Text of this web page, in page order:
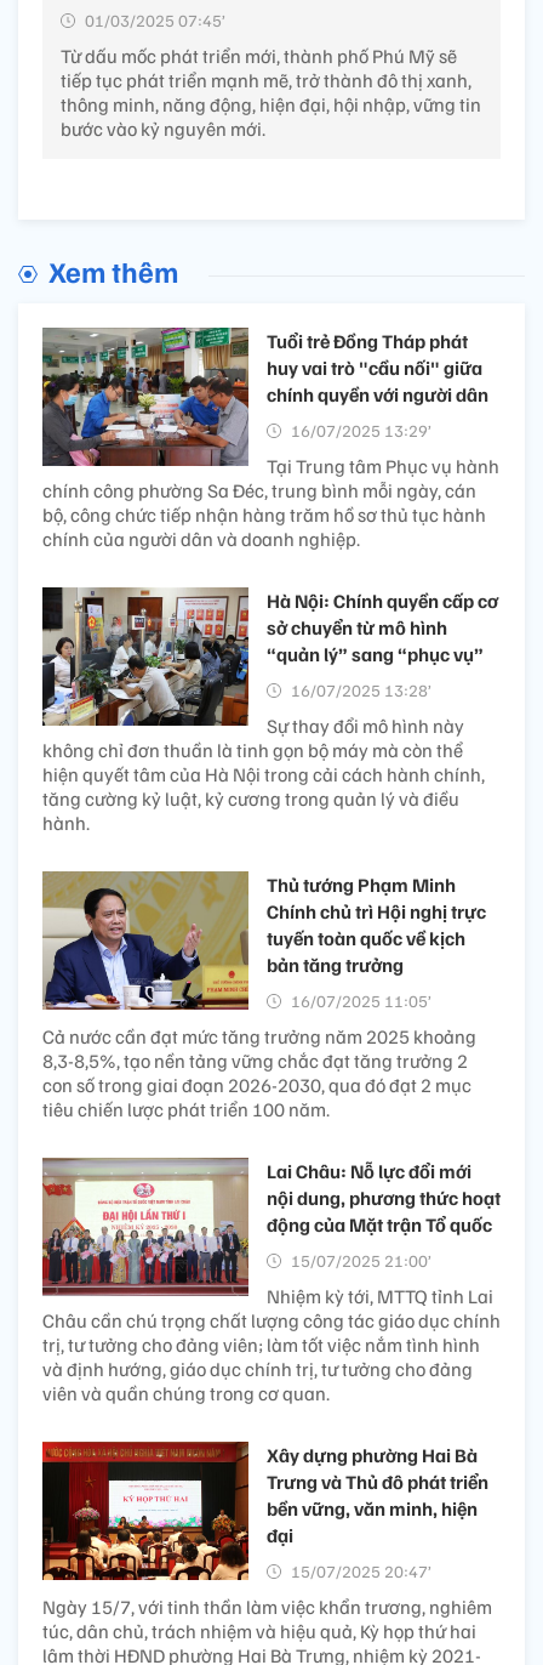
01/03/2025 07:45’
Từ dấu mốc phát triển mới, thành phố Phú Mỹ sẽ
tiếp tục phát triển mạnh mẽ, trở thành đô thị xanh,
thông minh, năng động, hiện đại, hội nhập, vững tin
bước vào kỷ nguyên mới.
Xem thêm
Tuổi trẻ Đồng Tháp phát
huy vai trò "cầu nối" giữa
chính quyền với người dân
16/07/2025 13:29’
Tại Trung tâm Phục vụ hành
chính công phường Sa Đéc, trung bình mỗi ngày, cán
bộ, công chức tiếp nhận hàng trăm hồ sơ thủ tục hành
chính của người dân và doanh nghiệp.
Hà Nội: Chính quyền cấp cơ
sở chuyển từ mô hình
“quản lý” sang “phục vụ”
16/07/2025 13:28’
Sự thay đổi mô hình này
không chỉ đơn thuần là tinh gọn bộ máy mà còn thể
hiện quyết tâm của Hà Nội trong cải cách hành chính,
tăng cường kỷ luật, kỷ cương trong quản lý và điều
hành.
Thủ tướng Phạm Minh
Chính chủ trì Hội nghị trực
tuyến toàn quốc về kịch
bản tăng trưởng
16/07/2025 11:05’
Cả nước cần đạt mức tăng trưởng năm 2025 khoảng
8,3-8,5%, tạo nền tảng vững chắc đạt tăng trưởng 2
con số trong giai đoạn 2026-2030, qua đó đạt 2 mục
tiêu chiến lược phát triển 100 năm.
Lai Châu: Nỗ lực đổi mới
nội dung, phương thức hoạt
động của Mặt trận Tổ quốc
15/07/2025 21:00’
Nhiệm kỳ tới, MTTQ tỉnh Lai
Châu cần chú trọng chất lượng công tác giáo dục chính
trị, tư tưởng cho đảng viên; làm tốt việc nắm tình hình
và định hướng, giáo dục chính trị, tư tưởng cho đảng
viên và quần chúng trong cơ quan.
Xây dựng phường Hai Bà
Trưng và Thủ đô phát triển
bền vững, văn minh, hiện
đại
15/07/2025 20:47’
Ngày 15/7, với tinh thần làm việc khẩn trương, nghiêm
túc, dân chủ, trách nhiệm và hiệu quả, Kỳ họp thứ hai
lâm thời HĐND phường Hai Bà Trưng, nhiệm kỳ 2021-